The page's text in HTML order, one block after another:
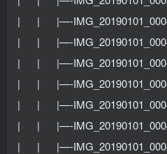
| | |—-
| | |—-
| | |—-
| | |—-
| | |—-
| | |—-
| | |—-